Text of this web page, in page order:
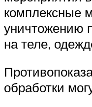
комплексные
уничтожению
на теле,
обработки